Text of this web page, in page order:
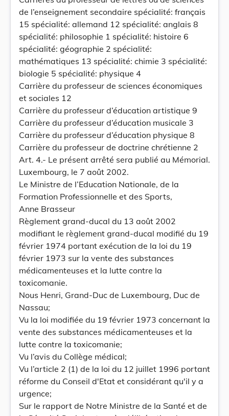
de l’enseignement secondaire spécialité: français
15 spécialité: allemand 12 spécialité: anglais 8
spécialité: philosophie 1 spécialité: histoire 6
spécialité: géographie 2 spécialité:
mathématiques 13 spécialité: chimie 3 spécialité:
biologie 5 spécialité: physique 4
Carrière du professeur de sciences économiques
et sociales 12
Carrière du professeur d’éducation artistique 9
Carrière du professeur d’éducation musicale 3
Carrière du professeur d’éducation physique 8
Carrière du professeur de doctrine chrétienne 2
Art. 4.- Le présent arrêté sera publié au Mémorial.
Luxembourg, le 7 août 2002.
Le Ministre de l’Education Nationale, de la
Formation Professionnelle et des Sports,
Anne Brasseur
Règlement grand-ducal du 13 août 2002
modifiant le règlement grand-ducal modifié du 19
février 1974 portant exécution de la loi du 19
février 1973 sur la vente des substances
médicamenteuses et la lutte contre la
toxicomanie.
Nous Henri, Grand-Duc de Luxembourg, Duc de
Nassau;
Vu la loi modifiée du 19 février 1973 concernant la
vente des substances médicamenteuses et la
lutte contre la toxicomanie;
Vu l’avis du Collège médical;
Vu l’article 2 (1) de la loi du 12 juillet 1996 portant
réforme du Conseil d'Etat et considérant qu'il y a
urgence;
Sur le rapport de Notre Ministre de la Santé et de